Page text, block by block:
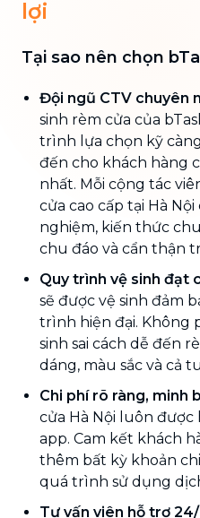
lợi
Tại sao nên chọn
Đội ngũ CTV chuyên
sinh rèm cửa của
trình lựa chọn kỹ
đến cho khách hàng
nhất. Mỗi cộng tác
cửa cao cấp tại Hà
nghiệm, kiến thức
chu đáo và cẩn thận
Quy trình vệ sinh đạt
sẽ được vệ sinh đảm
trình hiện đại. Không
sinh sai cách dễ đến
dáng, màu sắc và cả
Chi phí rõ ràng, minh
cửa Hà Nội luôn
app. Cam kết khách
thêm bất kỳ khoản
quá trình sử dụng
Tư vấn viên hỗ trợ